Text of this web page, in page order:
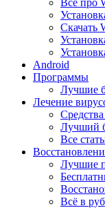
Всё про
Скачать
Android
Программы
Лучшие
Лечение
Лучший
Все
Лучшие
Всё в